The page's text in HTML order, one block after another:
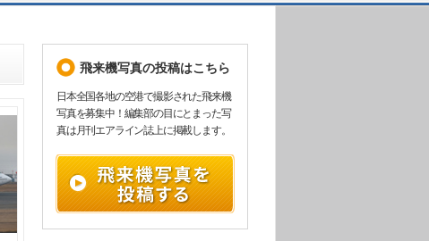
飛来機写真の投稿はこちら
日本全国各地の空港で撮影された飛来機
写真を募集中！編集部の目にとまった写
真は月刊エアライン誌上に掲載します。